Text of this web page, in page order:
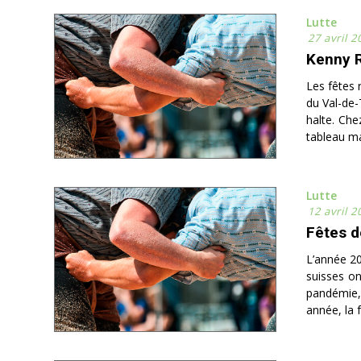
Lutte
27 avril
Kenny
Les fêtes
du Val-
halte.
tableau
Lutte
12 avril
Fêtes
L’année
suisses
année, la